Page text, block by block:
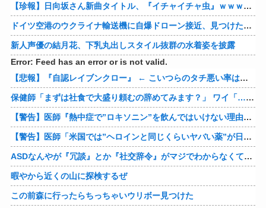
【珍報】日向坂さん新曲タイトル、『イチャイチャ虫』ｗｗｗ★2
ドイツ空港のウクライナ輸送機に自爆ドローン接近、見つけた空港職員が蹴り落とす…高性能プラスチック爆弾搭載！
新人声優の結月花、下乳丸出しスタイル抜群の水着姿を披露
Error: Feed has an error or is not valid.
【悲報】『自認レイブンクロー』 ← こいつらのタチ悪い率は異常
保健師「まずは社食で大盛り頼むの辞めてみます？」 ワイ「…食っちゃいけないものを売ってるのか？」
【警告】医師『熱中症で”ロキソニン”を飲んではいけない理由がこれ』
【警告】医師「米国では”ヘロインと同じくらいヤバい薬”が日本では平気で処方されてる」
ASDなんやが『冗談』とか『社交辞令』がマジでわからなくて怖い
暇やから近くの山に探検するぜ
この前森に行ったらちっちゃいウリボー見つけた